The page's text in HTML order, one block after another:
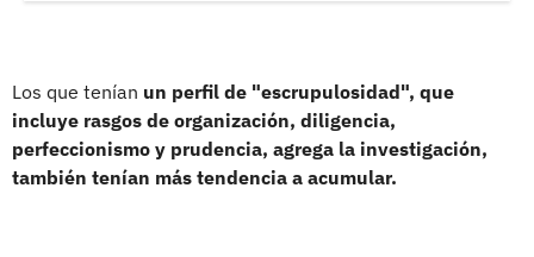
Los que tenían un perfil de "escrupulosidad", que
incluye rasgos de organización, diligencia,
perfeccionismo y prudencia, agrega la investigación,
también tenían más tendencia a acumular.